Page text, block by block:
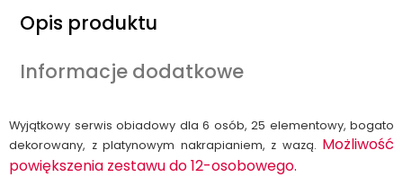
Opis produktu
Informacje dodatkowe
Wyjątkowy serwis obiadowy dla 6 osób, 25 elementowy, bogato
dekorowany, z platynowym nakrapianiem, z wazą. Możliwość
powiększenia zestawu do 12-osobowego.